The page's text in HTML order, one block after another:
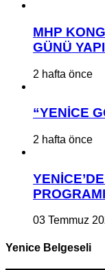
MHP
GÜNÜ
2 hafta önce
“YENİCE
2 hafta önce
03 Temmuz
Yenice Belgeseli